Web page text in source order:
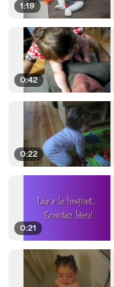
1:19
0:42
0:22
0:21